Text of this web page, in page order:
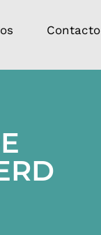
Contacto